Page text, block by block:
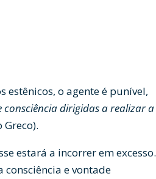
estênicos, o agente é punível,
consciência dirigidas a realizar a
estará a incorrer em excesso.
consciência e vontade